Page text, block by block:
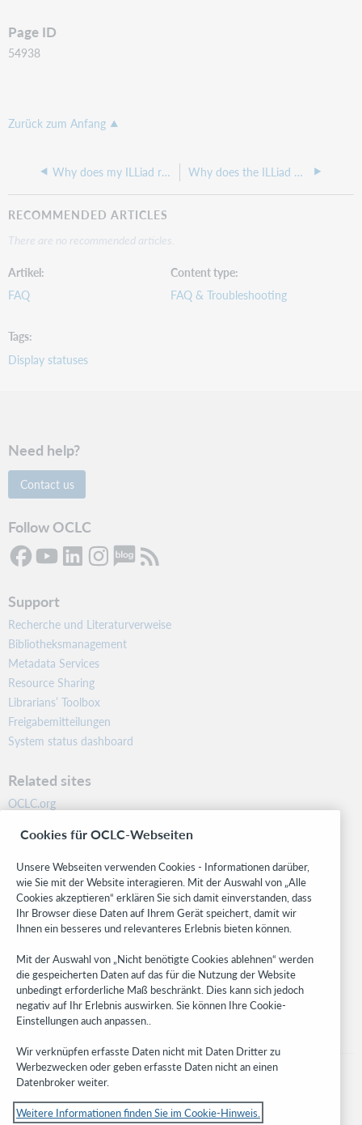
Page ID
54938
Zurück zum Anfang
Why does my ILLiad request have an OCLC status of PROFILING? Why does the ILLiad workform show +30 in the Need Before field?
RECOMMENDED ARTICLES
There are no recommended articles.
Artikel
FAQ
Content type
FAQ & Troubleshooting
Tags
Display statuses
Need help?
Contact us
Follow OCLC
Support
Recherche und Literaturverweise
Bibliotheksmanagement
Metadata Services
Resource Sharing
Librarians’ Toolbox
Freigabemitteilungen
System status dashboard
Related sites
OCLC.org
Community
Research
WebJunction
Developer Network
Stay in the know.
Get the latest product updates, research, events, and much more—
right to your inbox.
Subscribe now
Cookies für OCLC-Webseiten
Unsere Webseiten verwenden Cookies - Informationen darüber,
wie Sie mit der Website interagieren. Mit der Auswahl von „Alle
Cookies akzeptieren“ erklären Sie sich damit einverstanden, dass
Ihr Browser diese Daten auf Ihrem Gerät speichert, damit wir
Ihnen ein besseres und relevanteres Erlebnis bieten können.
Mit der Auswahl von „Nicht benötigte Cookies ablehnen“ werden
die gespeicherten Daten auf das für die Nutzung der Website
unbedingt erforderliche Maß beschränkt. Dies kann sich jedoch
negativ auf Ihr Erlebnis auswirken. Sie können Ihre Cookie-
Einstellungen auch anpassen..
Wir verknüpfen erfasste Daten nicht mit Daten Dritter zu
Werbezwecken oder geben erfasste Daten nicht an einen
Datenbroker weiter.
Weitere Informationen finden Sie im Cookie-Hinweis.